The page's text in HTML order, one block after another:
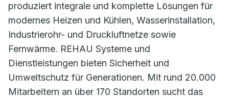
produziert integrale und komplette Lösungen für
modernes Heizen und Kühlen, Wasserinstallation,
Industrierohr- und Druckluftnetze sowie
Fernwärme. REHAU Systeme und
Dienstleistungen bieten Sicherheit und
Umweltschutz für Generationen. Mit rund 20.000
Mitarbeitern an über 170 Standorten sucht das